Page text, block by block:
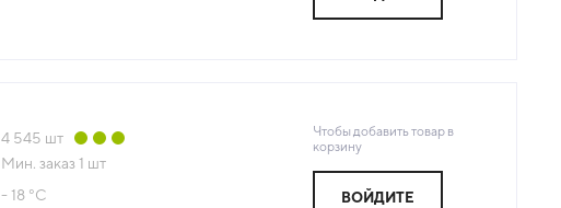
4 545 шт
Мин. заказ 1 шт
- 18 °С
Чтобы добавить товар в
корзину
ВОЙДИТЕ